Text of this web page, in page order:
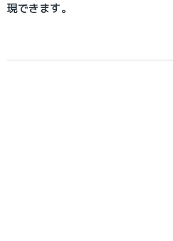
現できます。